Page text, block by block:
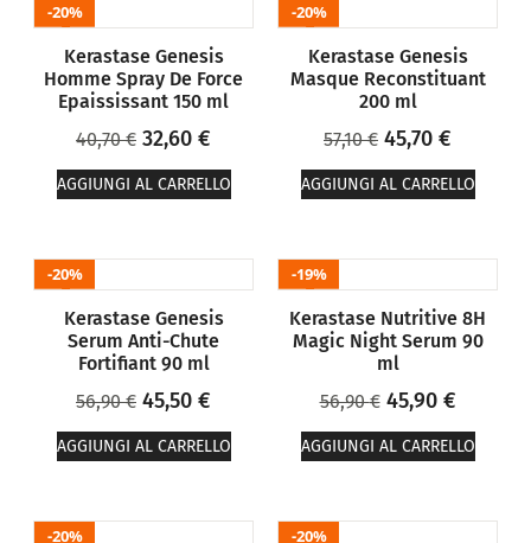
20%
Kerastase Genesis
Homme Spray De Force
Epaississant 150 ml
40,70€ 32,60 €
AGGIUNGI AL CARRELLO
20%
Kerastase Genesis
Masque Reconstituant
200 ml
57,10€ 45,70 €
AGGIUNGI AL CARRELLO
20%
Kerastase Genesis
Serum Anti-Chute
Fortifiant 90 ml
56,90€ 45,50 €
AGGIUNGI AL CARRELLO
19%
Kerastase Nutritive 8H
Magic Night Serum 90
ml
56,90€ 45,90 €
AGGIUNGI AL CARRELLO
20% 20%